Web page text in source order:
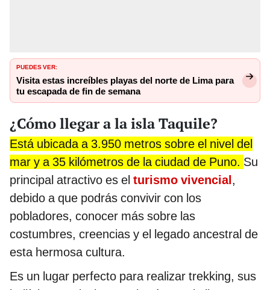
PUEDES VER:
Visita estas increíbles playas del norte de Lima para
tu escapada de fin de semana
¿Cómo llegar a la isla Taquile?
Está ubicada a 3.950 metros sobre el nivel del
mar y a 35 kilómetros de la ciudad de Puno. Su
principal atractivo es el turismo vivencial,
debido a que podrás convivir con los
pobladores, conocer más sobre las
costumbres, creencias y el legado ancestral de
esta hermosa cultura.
Es un lugar perfecto para realizar trekking, sus